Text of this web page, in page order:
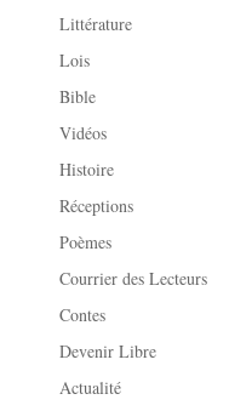
Littérature
Lois
Bible
Vidéos
Histoire
Réceptions
Poèmes
Courrier des Lecteurs
Contes
Devenir Libre
Actualité